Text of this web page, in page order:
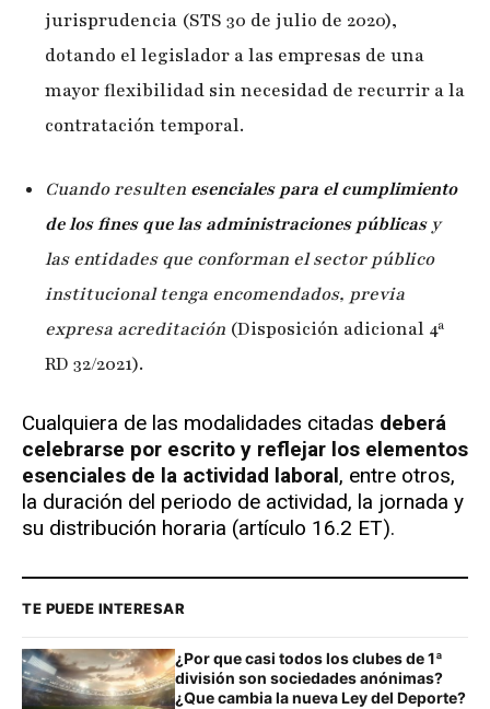
jurisprudencia (STS 30 de julio de 2020),
dotando el legislador a las empresas de una
mayor flexibilidad sin necesidad de recurrir a la
contratación temporal.
Cuando resulten esenciales para el cumplimiento
de los fines que las administraciones públicasy
las entidades que conforman el sector público
institucional tenga encomendados, previa
expresa acreditación (Disposición adicional 4ª
RD 32/2021).
Cualquiera de las modalidades citadas deberá
celebrarse por escrito y reflejar los elementos
esenciales de la actividad laboral, entre otros,
la duración del periodo de actividad, la jornada y
su distribución horaria (artículo 16.2 ET).
TE PUEDE INTERESAR
¿Por que casi todos los clubes de 1ª
división son sociedades anónimas?
¿Que cambia la nueva Ley del Deporte?